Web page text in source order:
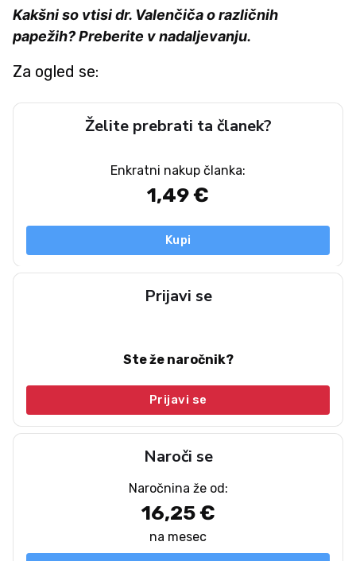
Kakšni so vtisi dr. Valenčiča o različnih
papežih? Preberite v nadaljevanju.
Za ogled se:
Želite prebrati ta članek?
Enkratni nakup članka:
1,49 €
Kupi
Prijavi se
Ste že naročnik?
Prijavi se
Naroči se
Naročnina že od:
16,25 €
na mesec